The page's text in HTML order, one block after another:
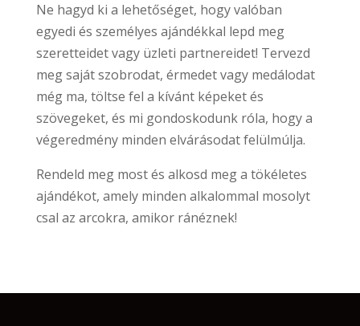
Ne hagyd ki a lehetőséget, hogy valóban
egyedi és személyes ajándékkal lepd meg
szeretteidet vagy üzleti partnereidet! Tervezd
meg saját szobrodat, érmedet vagy medálodat
még ma, töltse fel a kívánt képeket és
szövegeket, és mi gondoskodunk róla, hogy a
végeredmény minden elvárásodat felülmúlja.
Rendeld meg most és alkosd meg a tökéletes
ajándékot, amely minden alkalommal mosolyt
csal az arcokra, amikor ránéznek!